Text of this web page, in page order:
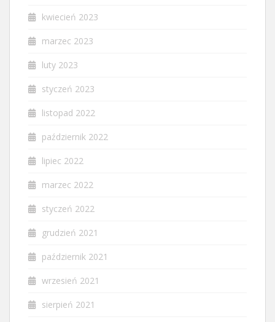
kwiecień 2023
marzec 2023
luty 2023
styczeń 2023
listopad 2022
październik 2022
lipiec 2022
marzec 2022
styczeń 2022
grudzień 2021
październik 2021
wrzesień 2021
sierpień 2021